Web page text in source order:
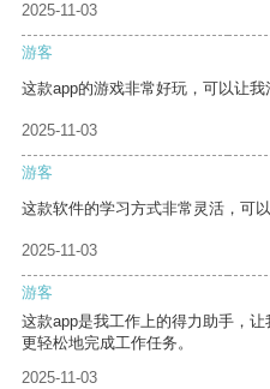
2025-11-03
游客
这款app的游戏非常好玩，可以让我
2025-11-03
游客
这款软件的学习方式非常灵活，可
2025-11-03
游客
这款app是我工作上的得力助手，
更轻松地完成工作任务。
2025-11-03